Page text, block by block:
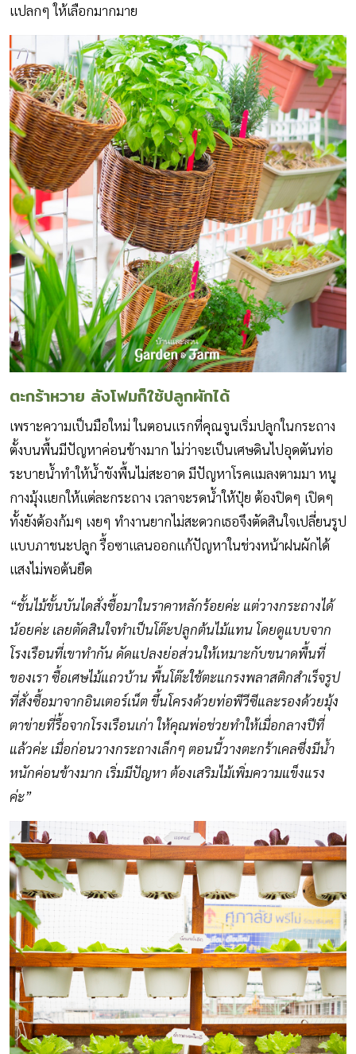
แปลกๆ ให้เลือกมากมาย
ตะกร้าหวาย ลังโฟมก็ใช้ปลูกผักได้
เพราะความเป็นมือใหม่ ในตอนแรกที่คุณจูนเริ่มปลูกในกระถาง
ตั้งบนพื้นมีปัญหาค่อนข้างมาก ไม่ว่าจะเป็นเศษดินไปอุดตันท่อ
ระบายน้ำทำให้น้ำขังพื้นไม่สะอาด มีปัญหาโรคแมลงตามมา หนู
กางมุ้งแยกให้แต่ละกระถาง เวลาจะรดน้ำให้ปุ๋ย ต้องปิดๆ เปิดๆ
ทั้งยังต้องก้มๆ เงยๆ ทำงานยากไม่สะดวกเธอจึงตัดสินใจเปลี่ยนรูป
แบบภาชนะปลูก รื้อซาแลนออกแก้ปัญหาในช่วงหน้าฝนผักได้
แสงไม่พอต้นยืด
“ชั้นไม้ขั้นบันไดสั่งซื้อมาในราคาหลักร้อยค่ะ แต่วางกระถางได้
น้อยค่ะ เลยตัดสินใจทำเป็นโต๊ะปลูกต้นไม้แทน โดยดูแบบจาก
โรงเรือนที่เขาทำกัน ดัดแปลงย่อส่วนให้เหมาะกับขนาดพื้นที่
ของเรา ซื้อเศษไม้แถวบ้าน พื้นโต๊ะใช้ตะแกรงพลาสติกสำเร็จรูป
ที่สั่งซื้อมาจากอินเตอร์เน็ต ขึ้นโครงด้วยท่อพีวีซีและรองด้วยมุ้ง
ตาข่ายที่รื้อจากโรงเรือนเก่า ให้คุณพ่อช่วยทำให้เมื่อกลางปีที่
แล้วค่ะ เมื่อก่อนวางกระถางเล็กๆ ตอนนี้วางตะกร้าเคลซึ่งมีน้ำ
หนักค่อนข้างมาก เริ่มมีปัญหา ต้องเสริมไม้เพิ่มความแข็งแรง
ค่ะ”